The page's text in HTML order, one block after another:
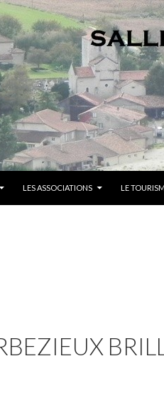
LES ASSOCIATIONS LE